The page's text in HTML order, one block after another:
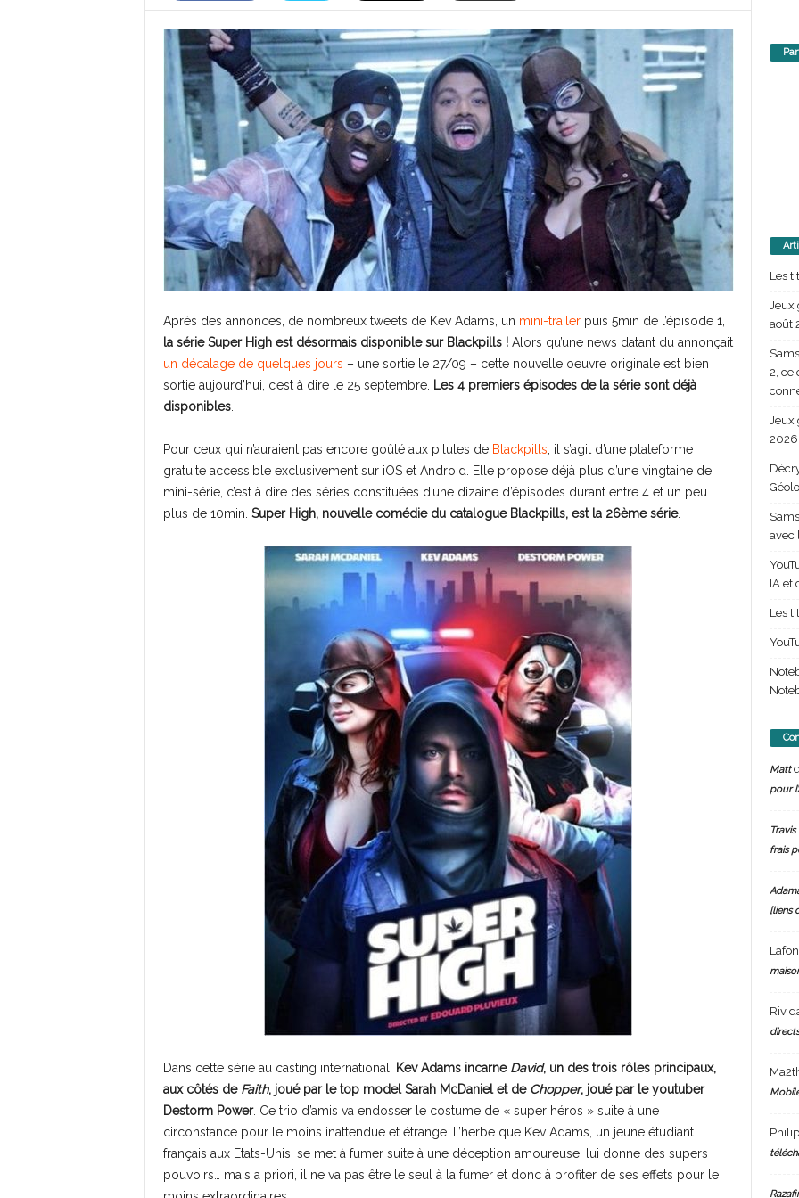
Après des annonces, de nombreux tweets de Kev Adams, un mini-trailerpuis 5min de l’épisode 1,
la série Super High est désormais disponible sur Blackpills !Alors qu’une news datant du annonçait
un décalage de quelques jours – une sortie le 27/09 – cette nouvelle oeuvre originale est bien
sortie aujourd’hui, c’est à dire le 25 septembre. Les 4 premiers épisodes de la série sont déjà
disponibles.
Pour ceux qui n’auraient pas encore goûté aux pilules de Blackpills , il s’agit d’une plateforme
gratuite accessible exclusivement sur iOS et Android. Elle propose déjà plus d’une vingtaine de
mini-série, c’est à dire des séries constituées d’une dizaine d’épisodes durant entre 4 et un peu
plus de 10min. Super High, nouvelle comédie du catalogue Blackpills, est la 26ème série.
Dans cette série au casting international, Kev Adams incarne David, un des trois rôles principaux,
aux côtés de Faith, joué par le top model Sarah McDaniel et de Chopper, joué par le youtuber
Destorm Power. Ce trio d’amis va endosser le costume de « super héros » suite à une
circonstance pour le moins inattendue et étrange. L’herbe que Kev Adams, un jeune étudiant
français aux Etats-Unis, se met à fumer suite à une déception amoureuse, lui donne des supers
pouvoirs… mais a priori, il ne va pas être le seul à la fumer et donc à profiter de ses effets pour le
Les
août
2, ce
2026
avec
IA et
Les
Matt
pour
Travis
frais
[liens
Riv